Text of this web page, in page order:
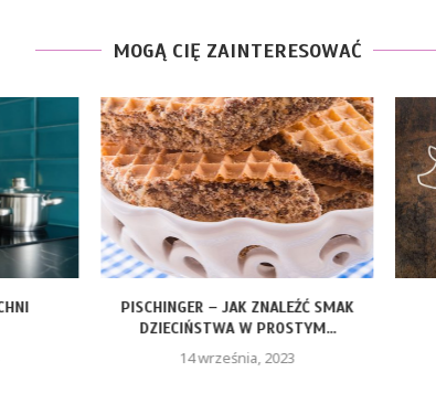
MOGĄ CIĘ ZAINTERESOWAĆ
PISCHINGER – JAK ZNALEŹĆ SMAK
DZIECIŃSTWA W PROSTYM...
14 września, 2023